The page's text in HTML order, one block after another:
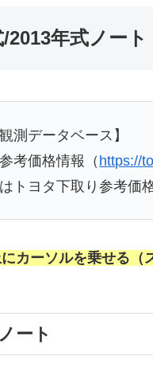
2013年式ノー
測データベース】
考価格情報（ https://
トヨタ下取り参考価
カーソルを乗せる（
ート